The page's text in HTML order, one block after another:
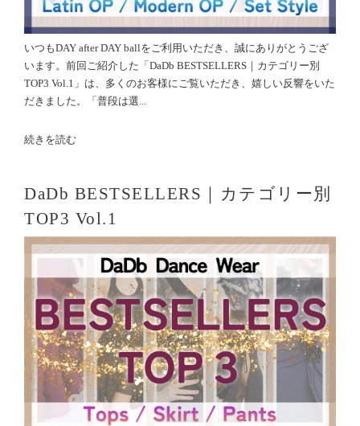
いつもDAY after DAY ballをご利用いただき、誠にありがとうござ
います。前回ご紹介した「DaDb BESTSELLERS｜カテゴリー別
TOP3 Vol.1」は、多くのお客様にご覧いただき、嬉しい反響をいた
だきました。「普段は選...
続きを読む
DaDb BESTSELLERS｜カテゴリー別
TOP3 Vol.1